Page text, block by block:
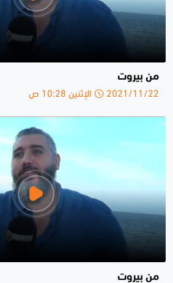
من بيروت
2021/11/22 الإثنين 10:28 ص
من بيروت